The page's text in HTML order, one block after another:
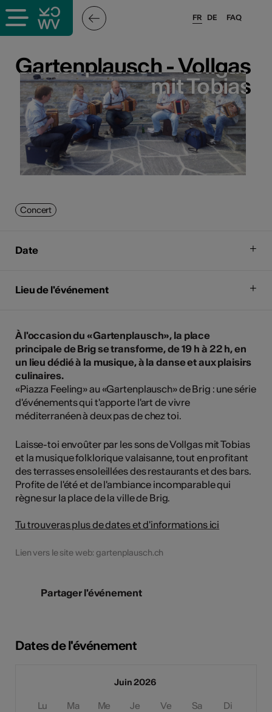
FAQ
FR DE
Gartenplausch - Vollgas
mit Tobias
Gartenplausch - Vollgas
mit Tobias
Concert
Date
Lieu de l'événement
À l'occasion du «Gartenplausch», la place
principale de Brig se transforme, de 19 h à 22 h, en
un lieu dédié à la musique, à la danse et aux plaisirs
culinaires.
«Piazza Feeling» au «Gartenplausch» de Brig : une série
d'événements qui t'apporte l'art de vivre
méditerranéen à deux pas de chez toi.
Laisse-toi envoûter par les sons de Vollgas mit Tobias
et la musique folklorique valaisanne, tout en profitant
des terrasses ensoleillées des restaurants et des bars.
Profite de l'été et de l'ambiance incomparable qui
règne sur la place de la ville de Brig.
Tu trouveras plus de dates et d'informations ici
Lien vers le site web: gartenplausch.ch
Partager l'événement
Dates de l'événement
Juin 2026
Lu Ma Me Je Ve Sa Di